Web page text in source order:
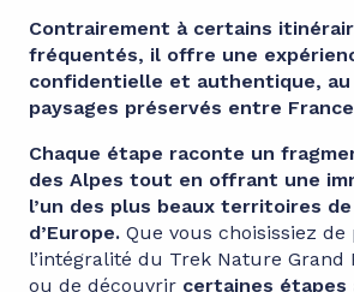
Contrairement à certains
fréquentés, il offre une
confidentielle et authentique,
paysages préservés entre
Chaque étape raconte un
des Alpes tout en offrant une
l’un des plus beaux territoires
d’Europe. Que vous choisissiez
l’intégralité du Trek Nature Grand
ou de découvrir certaines étapes